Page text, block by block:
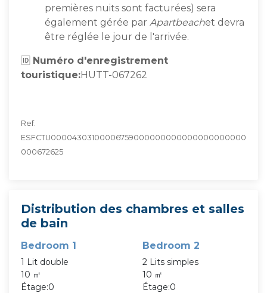
premières nuits sont facturées) sera
également gérée par Apartbeachet devra
être réglée le jour de l'arrivée.
🆔 Numéro d'enregistrement
touristique:HUTT-067262
Ref.
ESFCTU00004303100006759000000000000000000000
000672625
Distribution des chambres et salles
de bain
Bedroom 1
1 Lit double
10 ㎡
Étage:0
Bedroom 2
2 Lits simples
10 ㎡
Étage:0